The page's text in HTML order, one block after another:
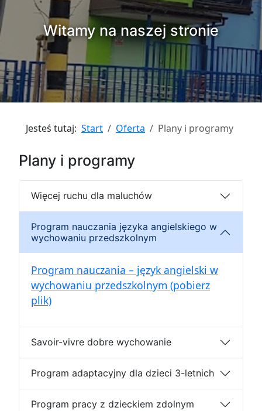
Witamy na naszej stronie
Jesteś tutaj: Start Oferta Plany i programy
Plany i programy
Więcej ruchu dla maluchów
Program nauczania języka angielskiego w
wychowaniu przedszkolnym
Program nauczania – język angielski w
wychowaniu przedszkolnym (pobierz
plik)
Savoir-vivre dobre wychowanie
Program adaptacyjny dla dzieci 3-letnich
Program pracy z dzieckiem zdolnym